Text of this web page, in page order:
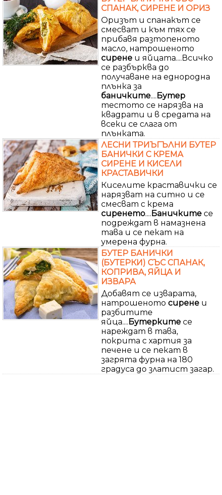
СПАНАК, СИРЕНЕ И ОРИЗ
Оризът и спанакът се
смесват и към тях се
прибавя разтопеното
масло, натрошеното
сирене и яйцата....Всичко
се разбърква до
получаване на еднородна
плънка за
баничките....Бутер
тестото се нарязва на
квадрати и в средата на
всеки се слага от
плънката.
ЛЕСНИ ТРИЪГЪЛНИ БУТЕР
БАНИЧКИ С КРЕМА
СИРЕНЕ И КИСЕЛИ
КРАСТАВИЧКИ
Киселите краставички се
нарязват на ситно и се
смесват с крема
сиренето....Баничките се
подреждат в намазнена
тава и се пекат на
умерена фурна.
БУТЕР БАНИЧКИ
(БУТЕРКИ) СЪС СПАНАК,
КОПРИВА, ЯЙЦА И
ИЗВАРА
Добавят се изварата,
натрошеното сирене и
разбитите
яйца....Бутерките се
нареждат в тава,
покрита с хартия за
печене и се пекат в
загрята фурна на 180
градуса до златист загар.